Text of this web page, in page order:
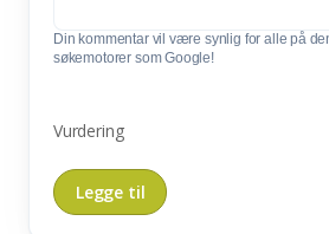
Din kommentar vil være synlig for alle på
søkemotorer som Google!
Vurdering